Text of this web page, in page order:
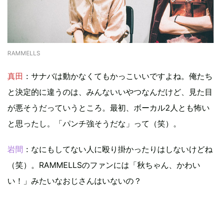
RAMMELLS
真田 ：サナバは動かなくてもかっこいいですよね。俺たち
と決定的に違うのは、みんないいやつなんだけど、見た目
が悪そうだっていうところ。最初、ボーカル2人とも怖い
と思ったし。「パンチ強そうだな」って（笑）。
岩間 ：なにもしてない人に殴り掛かったりはしないけどね
（笑）。RAMMELLSのファンには「秋ちゃん、かわい
い！」みたいなおじさんはいないの？